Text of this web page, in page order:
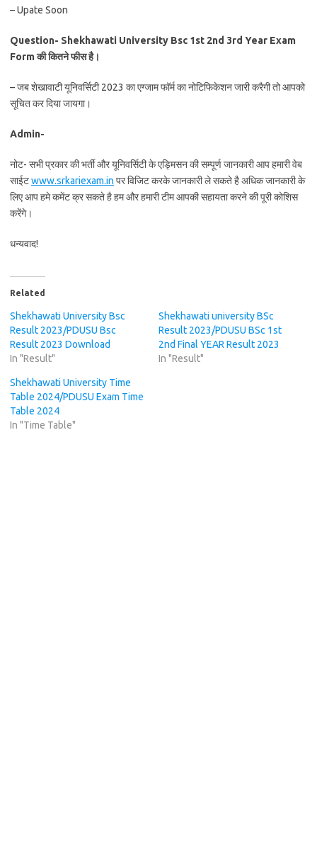
– Upate Soon
Question- Shekhawati University Bsc 1st 2nd 3rd Year Exam
Form की कितने फीस है।
– जब शेखावाटी यूनिवर्सिटी 2023 का एग्जाम फॉर्म का नोटिफिकेशन जारी करैगी तो आपको
सूचित कर दिया जायगा।
Admin-
नोट- सभी प्रकार की भर्ती और यूनिवर्सिटी के एड्मिसन की सम्पूर्ण जानकारी आप हमारी वेब
साईटwww.srkariexam.in पर विजिट करके जानकारी ले सकते है अधिक जानकारी के
लिए आप हमे कमेंट क्र सकते है हम और हमारी टीम आपकी सहायता करने की पूरी कोशिस
करेंगे।
धन्यवाद!
Related
Shekhawati University Bsc
Result 2023/PDUSU Bsc
Result 2023 Download
In "Result"
Shekhawati university BSc
Result 2023/PDUSU BSc 1st
2nd Final YEAR Result 2023
In "Result"
Shekhawati University Time
Table 2024/PDUSU Exam Time
Table 2024
In "Time Table"